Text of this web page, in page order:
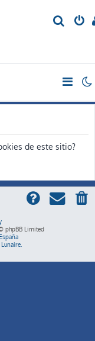
r
de este sitio?
phpBB Limited